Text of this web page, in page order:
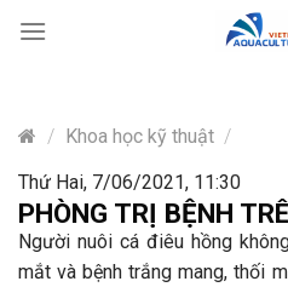
content
/ Khoa học kỹ thuật /
Thứ Hai, 7/06/2021, 11:30
PHÒNG TRỊ BỆNH
Người nuôi cá điêu hồng
mắt và bệnh trắng mang, thối